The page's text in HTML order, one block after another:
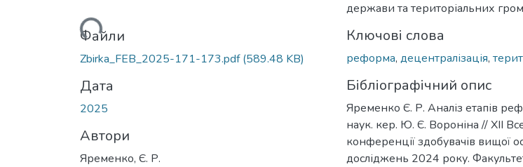
Вантажиться...Файли
Zbirka_FEB_2025-171-173.pdf(589.48 KB)
Дата
2025
Автори
Яременко, Є. Р.
держави та територіальних
Ключові слова
реформа, децентралізація,
Бібліографічний опис
Яременко Є. Р. Аналіз етапів
наук. кер. Ю. Є. Вороніна // ХІІ
конференції здобувачів вищої
досліджень 2024 року.